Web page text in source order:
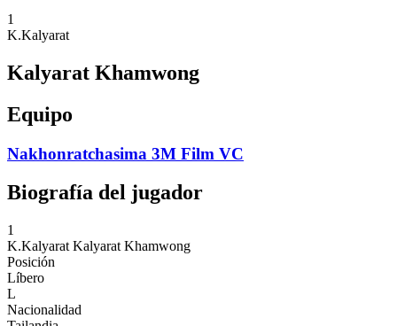
1
K.Kalyarat
Kalyarat Khamwong
Equipo
Nakhonratchasima 3M Film VC
Biografía del jugador
1
K.Kalyarat Kalyarat Khamwong
Posición
Líbero
L
Nacionalidad